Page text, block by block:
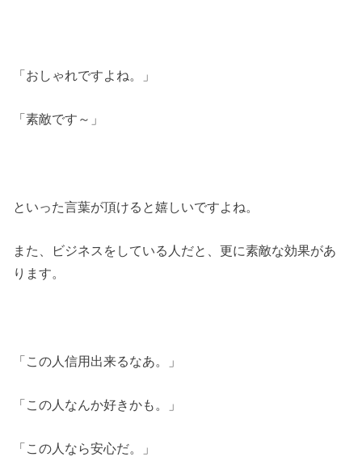
「おしゃれですよね。」
「素敵です～」
といった言葉が頂けると嬉しいですよね。
また、ビジネスをしている人だと、更に素敵な効果があ
ります。
「この人信用出来るなあ。」
「この人なんか好きかも。」
「この人なら安心だ。」